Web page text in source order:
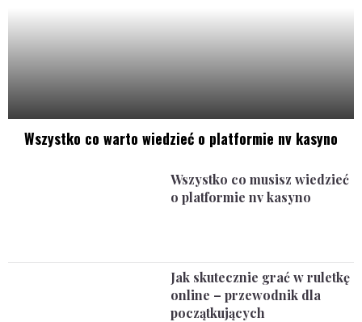
Wszystko co warto wiedzieć o platformie nv kasyno
Wszystko co musisz wiedzieć
o platformie nv kasyno
Jak skutecznie grać w ruletkę
online – przewodnik dla
początkujących